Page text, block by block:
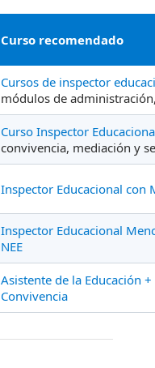
Curso recomendado
Cursos de inspector
módulos de
Curso Inspector
convivencia, mediación y
Inspector Educacional con
Inspector Educacional
NEE
Asistente de la Educación
Convivencia